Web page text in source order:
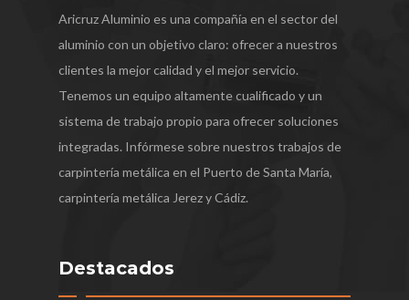
Aricruz Aluminio es una compañía en el sector del
aluminio con un objetivo claro: ofrecer a nuestros
clientes la mejor calidad y el mejor servicio.
Tenemos un equipo altamente cualificado y un
sistema de trabajo propio para ofrecer soluciones
integradas. Infórmese sobre nuestros trabajos de
carpintería metálica en el Puerto de Santa María,
carpintería metálica Jerez y Cádiz.
Destacados